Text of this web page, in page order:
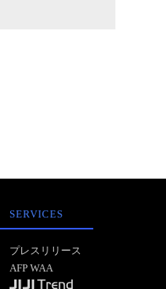
SERVICES
プレスリリース
AFP WAA